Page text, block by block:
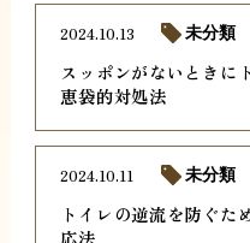
スッポンがないときに
恵袋的対処法
2024.10.13 未分類
トイレの逆流を防ぐた
応法
2024.10.11 未分類